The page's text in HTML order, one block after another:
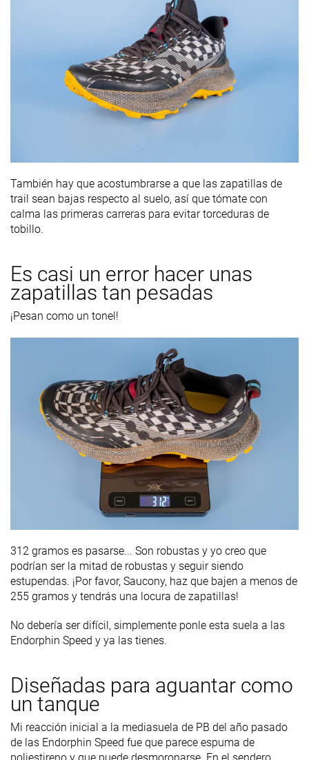
También hay que acostumbrarse a que las zapatillas de
trail sean bajas respecto al suelo, así que tómate con
calma las primeras carreras para evitar torceduras de
tobillo.
Es casi un error hacer unas
zapatillas tan pesadas
¡Pesan como un tonel!
312 gramos es pasarse... Son robustas y yo creo que
podrían ser la mitad de robustas y seguir siendo
estupendas. ¡Por favor, Saucony, haz que bajen a menos de
255 gramos y tendrás una locura de zapatillas!
No debería ser difícil, simplemente ponle esta suela a las
Endorphin Speed y ya las tienes.
Diseñadas para aguantar como
un tanque
Mi reacción inicial a la mediasuela de PB del año pasado
de las Endorphin Speed fue que parece espuma de